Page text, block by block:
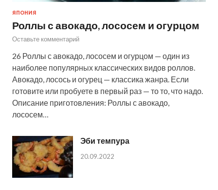
ЯПОНИЯ
Роллы с авокадо, лососем и огурцом
Оставьте комментарий
26 Роллы с авокадо, лососем и огурцом — один из
наиболее популярных классических видов роллов.
Авокадо, лосось и огурец — классика жанра. Если
готовите или пробуете в первый раз — то то, что надо.
Описание приготовления: Роллы с авокадо,
лососем…
Эби темпура
20.09.2022